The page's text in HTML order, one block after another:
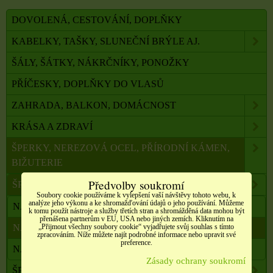
DOVOLENÁ, CESTOVÁNÍ, DOPLŇKY
KABELKY, TAŠKY, SLUNEČNÍ BRÝLE AJ.
ŠÁLY, ŠÁTKY, NÁKRČNÍKY, PONOŽKY
PŘÍČESKY, DOPLŇKY DO VLASŮ
ZAHRADA, BALKON, DOMÁCNOST
KRÁSA A ZDRAVÍ
ŠPERKY, NEREZOVÁ OCEL, PŘÍRODNÍ KÁMEN,
BIŽUTERIE
ŠPERKY Z PŘÍRODNÍCH LÉČIVÝCH MINERÁLŮ
NÁHRDELNÍKY
NÁRAMKY
NÁUŠNICE
ŠPERKY Z NEREZOVÉ OCELI
Předvolby soukromí
Soubory cookie používáme k vylepšení vaší návštěvy tohoto webu, k
analýze jeho výkonu a ke shromažďování údajů o jeho používání. Můžeme
k tomu použít nástroje a služby třetích stran a shromážděná data mohou být
přenášena partnerům v EU, USA nebo jiných zemích. Kliknutím na
„Přijmout všechny soubory cookie“ vyjadřujete svůj souhlas s tímto
zpracováním. Níže můžete najít podrobné informace nebo upravit své
preference.
Zásady ochrany soukromí